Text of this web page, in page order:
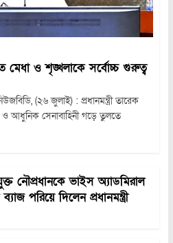
ও শৃঙ্খলাকে সর্বোচ্চ গুরুত্ব
(২৬ জুলাই) : প্রধানমন্ত্রী তারেক
আধুনিক সেনাবাহিনী গড়ে তুলতে
নৌপ্রধানকে ভাইস অ্যাডমিরাল
পরিয়ে দিলেন প্রধানমন্ত্রী